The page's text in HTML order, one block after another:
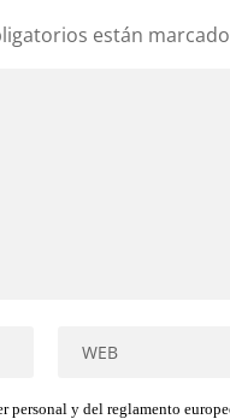
están
personal y del reglamento